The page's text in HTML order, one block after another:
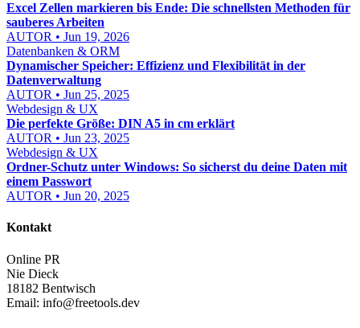
Excel Zellen markieren bis Ende: Die schnellsten Methoden für
sauberes Arbeiten
AUTOR • Jun 19, 2026
Datenbanken & ORM
Dynamischer Speicher: Effizienz und Flexibilität in der
Datenverwaltung
AUTOR • Jun 25, 2025
Webdesign & UX
Die perfekte Größe: DIN A5 in cm erklärt
AUTOR • Jun 23, 2025
Webdesign & UX
Ordner-Schutz unter Windows: So sicherst du deine Daten mit
einem Passwort
AUTOR • Jun 20, 2025
Kontakt
Online PR
Nie Dieck
18182 Bentwisch
Email: info@freetools.dev